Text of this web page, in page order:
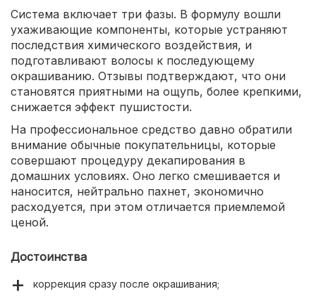
Система включает три фазы. В формулу вошли
ухаживающие компоненты, которые устраняют
последствия химического воздействия, и
подготавливают волосы к последующему
окрашиванию. Отзывы подтверждают, что они
становятся приятными на ощупь, более крепкими,
снижается эффект пушистости.
На профессиональное средство давно обратили
внимание обычные покупательницы, которые
совершают процедуру декапирования в
домашних условиях. Оно легко смешивается и
наносится, нейтрально пахнет, экономично
расходуется, при этом отличается приемлемой
ценой.
Достоинства
коррекция сразу после окрашивания;